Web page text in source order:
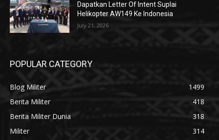
Dapatkan Letter Of Intent Suplai
Helikopter AW149 Ke Indonesia
July 21, 2026
POPULAR CATEGORY
Blog Militer
1499
Berita Militer
418
Berita Militer Dunia
318
Militer
314